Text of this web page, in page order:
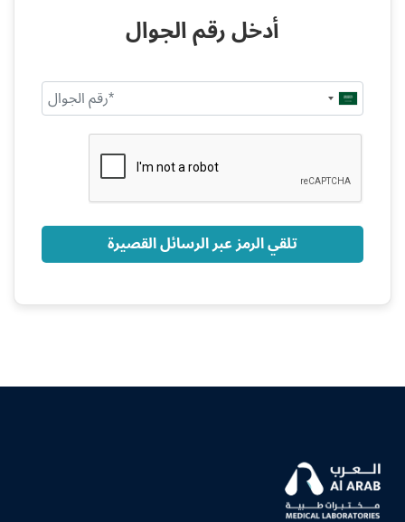
أدخل رقم الجوال
Saudi
Arabia
تلقي الرمز عبر الرسائل القصيرة